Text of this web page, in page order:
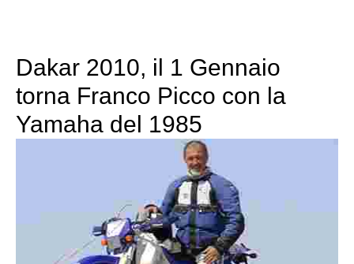
Dakar 2010, il 1 Gennaio
torna Franco Picco con la
Yamaha del 1985